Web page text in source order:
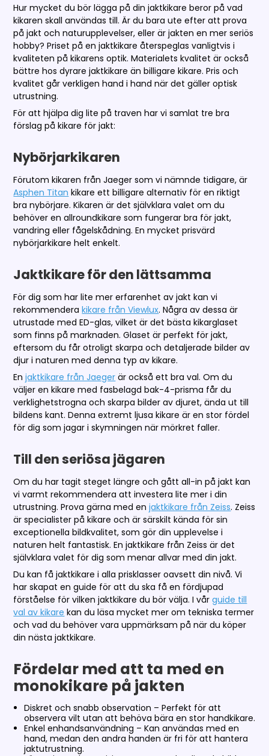
Hur mycket du bör lägga på din jaktkikare beror på vad
kikaren skall användas till. Är du bara ute efter att prova
på jakt och naturupplevelser, eller är jakten en mer seriös
hobby? Priset på en jaktkikare återspeglas vanligtvis i
kvaliteten på kikarens optik. Materialets kvalitet är också
bättre hos dyrare jaktkikare än billigare kikare. Pris och
kvalitet går verkligen hand i hand när det gäller optisk
utrustning.
För att hjälpa dig lite på traven har vi samlat tre bra
förslag på kikare för jakt:
Nybörjarkikaren
Förutom kikaren från Jaeger som vi nämnde tidigare, är
Asphen Titan kikare ett billigare alternativ för en riktigt
bra nybörjare. Kikaren är det självklara valet om du
behöver en allroundkikare som fungerar bra för jakt,
vandring eller fågelskådning. En mycket prisvärd
nybörjarkikare helt enkelt.
Jaktkikare för den lättsamma
För dig som har lite mer erfarenhet av jakt kan vi
rekommenderakikare från Viewlux. Några av dessa är
utrustade med ED-glas, vilket är det bästa kikarglaset
som finns på marknaden. Glaset är perfekt för jakt,
eftersom du får otroligt skarpa och detaljerade bilder av
djur i naturen med denna typ av kikare.
Enjaktkikare från Jaeger är också ett bra val. Om du
väljer en kikare med fasbelagd bak-4-prisma får du
verklighetstrogna och skarpa bilder av djuret, ända ut till
bildens kant. Denna extremt ljusa kikare är en stor fördel
för dig som jagar i skymningen när mörkret faller.
Till den seriösa jägaren
Om du har tagit steget längre och gått all-in på jakt kan
vi varmt rekommendera att investera lite mer i din
utrustning. Prova gärna med enjaktkikare från Zeiss. Zeiss
är specialister på kikare och är särskilt kända för sin
exceptionella bildkvalitet, som gör din upplevelse i
naturen helt fantastisk. En jaktkikare från Zeiss är det
självklara valet för dig som menar allvar med din jakt.
Du kan få jaktkikare i alla prisklasser oavsett din nivå. Vi
har skapat en guide för att du ska få en fördjupad
förståelse för vilken jaktkikare du bör välja. I vårguide till
val av kikare kan du läsa mycket mer om tekniska termer
och vad du behöver vara uppmärksam på när du köper
din nästa jaktkikare.
Fördelar med att ta med en
monokikare på jakten
Diskret och snabb observation – Perfekt för att
observera vilt utan att behöva bära en stor handkikare.
Enkel enhandsanvändning – Kan användas med en
hand, medan den andra handen är fri för att hantera
jaktutrustning.